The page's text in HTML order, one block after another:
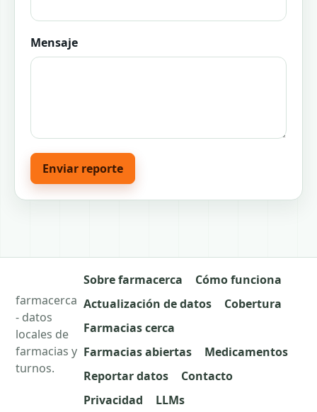
Mensaje
Enviar reporte
farmacerca
- datos
locales de
farmacias y
turnos.
Sobre farmacerca
Cómo funciona
Actualización de datos
Cobertura
Farmacias cerca
Farmacias abiertas
Medicamentos
Reportar datos
Contacto
Privacidad
LLMs